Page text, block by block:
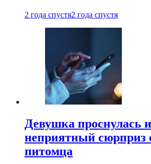
2 года спустя2 года спустя
Девушка проснулась
неприятный сюрприз
питомца